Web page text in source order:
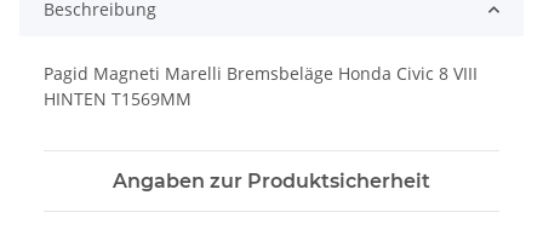
Beschreibung
Pagid Magneti Marelli Bremsbeläge Honda Civic 8 VIII
HINTEN T1569MM
Angaben zur Produktsicherheit